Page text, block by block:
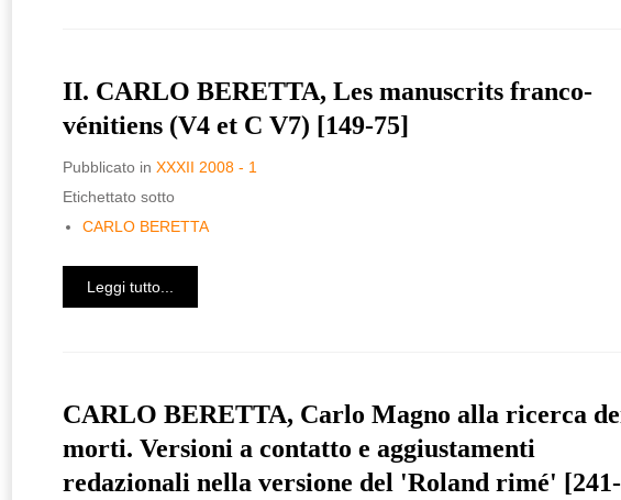
II. CARLO BERETTA, Les manuscrits franco-
vénitiens (V4 et C V7) [149-75]
Pubblicato in XXXII 2008 - 1
Etichettato sotto
CARLO BERETTA
Leggi tutto...
CARLO BERETTA, Carlo Magno alla ricerca
morti. Versioni a contatto e aggiustamenti
redazionali nella versione del 'Roland rimé' [241-